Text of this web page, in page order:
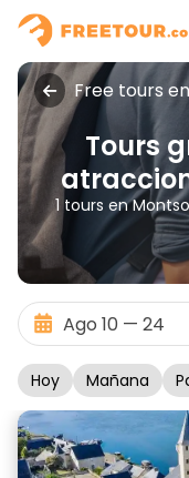
Free tours
Tours
1 tours en
Hoy Mañana